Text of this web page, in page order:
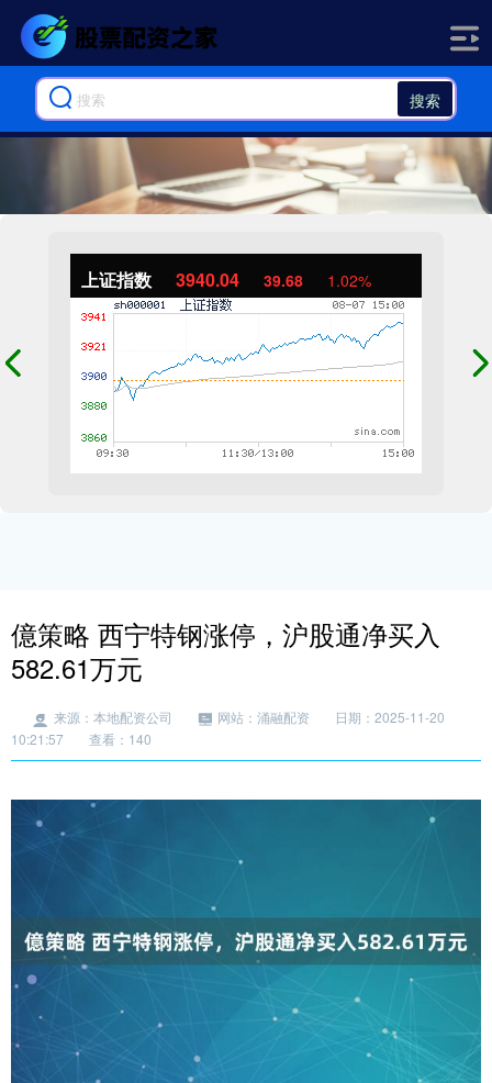
搜索
上证指数 3940.04 39.68 1.02%
億策略 西宁特钢涨停，沪股通净买入
582.61万元
来源：本地配资公司 网站：涌融配资
日期：2025-11-20
10:21:57
查看：140